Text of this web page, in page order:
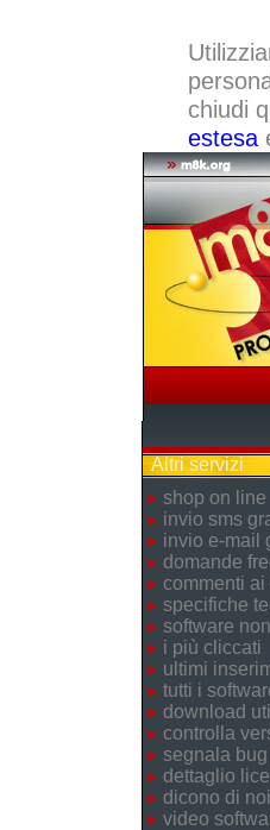
chiudi
estesa
Altri servizi
shop on line
invio sms
invio e-mail
domande
commenti ai
specifiche
software
i più cliccati
ultimi
tutti i
download
controlla
segnala
dettaglio
dicono di noi
video